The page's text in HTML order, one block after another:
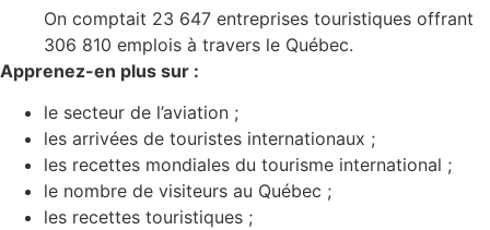
On comptait 23 647 entreprises touristiques offrant
306 810 emplois à travers le Québec.
Apprenez-en plus sur :
le secteur de l’aviation ;
les arrivées de touristes internationaux ;
les recettes mondiales du tourisme international ;
le nombre de visiteurs au Québec ;
les recettes touristiques ;